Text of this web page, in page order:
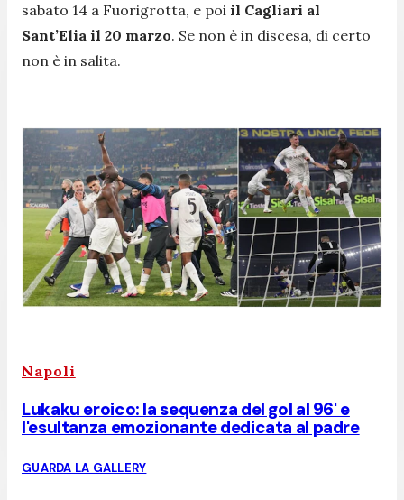
sabato 14 a Fuorigrotta, e poi il Cagliari al
Sant’Elia il 20 marzo. Se non è in discesa, di certo
non è in salita.
Napoli
Lukaku eroico: la sequenza del gol al 96' e
l'esultanza emozionante dedicata al padre
GUARDA LA GALLERY